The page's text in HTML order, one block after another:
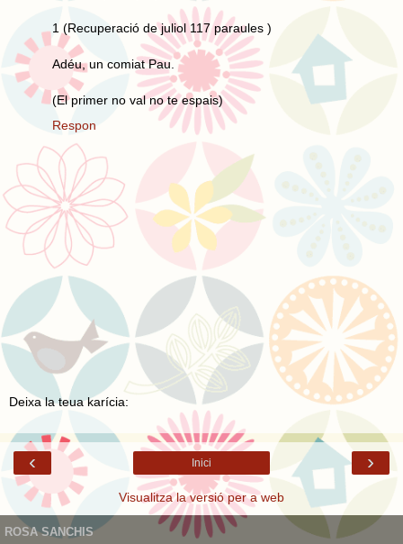
1 (Recuperació de juliol 117 paraules )
Adéu, un comiat Pau.
(El primer no val no te espais)
Respon
Deixa la teua karícia:
‹ ›
Inici
Visualitza la versió per a web
ROSA SANCHIS